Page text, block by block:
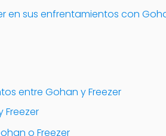
en sus enfrentamientos con
entre Gohan y Freezer
o Freezer